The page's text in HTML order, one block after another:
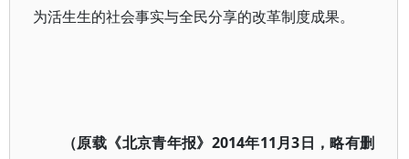
为活生生的社会事实与全民分享的改革制度成果。
（原载《北京青年报》2014年11月3日，略有删